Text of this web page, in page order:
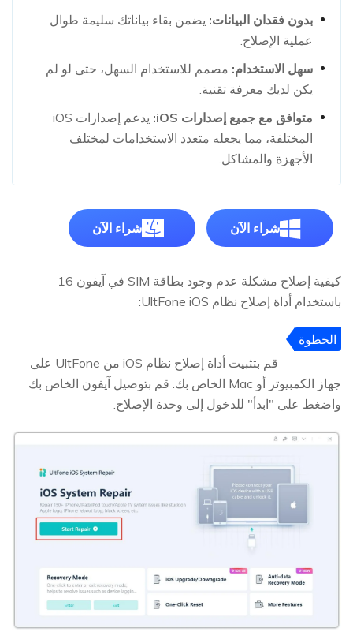
بدون فقدان البيانات: يضمن بقاء بياناتك سليمة طوال
عملية الإصلاح.
سهل الاستخدام: مصمم للاستخدام السهل، حتى لو لم
يكن لديك معرفة تقنية.
متوافق مع جميع إصدارات iOS:
يدعم إصدارات iOS
المختلفة، مما يجعله متعدد الاستخدامات لمختلف
الأجهزة والمشاكل.
شراء الآن شراء الآن
كيفية إصلاح مشكلة عدم وجود بطاقة SIM في آيفون 16
باستخدام أداة إصلاح نظام UltFone iOS:
الخطوة
قم بتثبيت أداة إصلاح نظام iOS من UltFone على
جهاز الكمبيوتر أو Mac الخاص بك. قم بتوصيل آيفون الخاص بك
واضغط على "ابدأ" للدخول إلى وحدة الإصلاح.